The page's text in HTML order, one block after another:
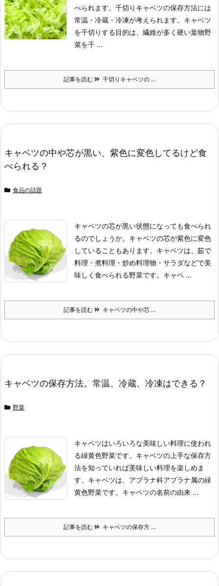
べられます。 千切りキャベツの保存方法には
常温・冷蔵・冷凍が考えられます。 キャベツ
を千切りする目的は、繊維が多く硬い葉物野
菜を千 ...
記事を読む 千切りキャベツの ...
キャベツの中や芯が黒い、紫色に変色してるけど食
べられる？
食品の話題
キャベツの芯が黒い状態になっても食べられ
るのでしょうか。 キャベツの芯が紫色に変色
していることもあります。 キャベツは、茹で
料理・煮料理・炒め料理物・サラダなどで美
味しく食べられる野菜です。 キャベ ...
記事を読む キャベツの中や芯 ...
キャベツの保存方法。常温、冷蔵、冷凍はできる？
野菜
キャベツはいろいろな美味しい料理に使われ
る緑黄色野菜です。 キャベツの上手な保存方
法を知っていれば美味しい料理を楽しめま
す。 キャベツは、アブラナ科アブラナ属の緑
黄色野菜です。 キャベツの名前の由来 ...
記事を読む キャベツの保存方 ...